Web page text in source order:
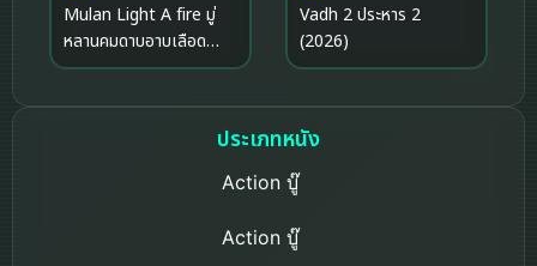
Mulan Light A fire มู่
หลานคมดาบอาบเลือด
(2026)
Vadh 2 ประหาร 2
(2026)
ประเภทหนัง
Action บู๊
Action บู๊